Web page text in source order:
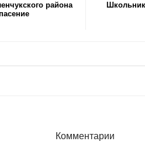
района
Комментарии